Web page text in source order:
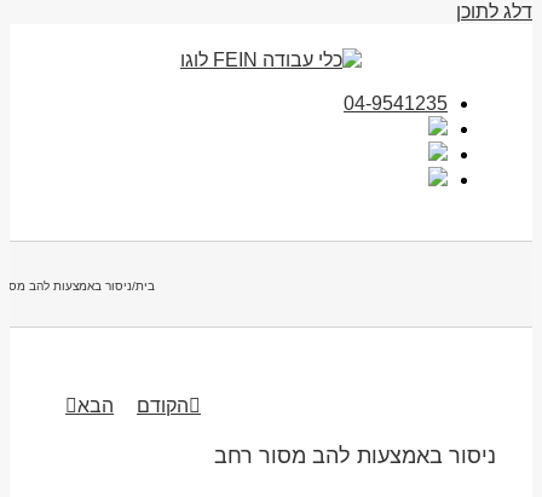
דלג לתוכן
04-9541235
בית/ניסור באמצעות להב
הקודם הבא
ניסור באמצעות להב מסור רחב